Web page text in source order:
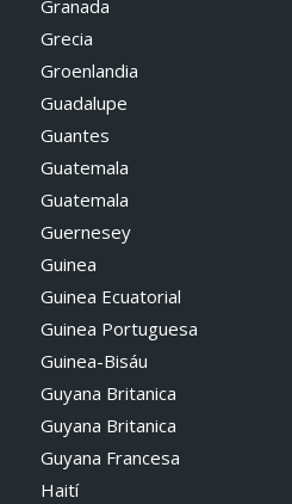
Granada
Grecia
Groenlandia
Guadalupe
Guantes
Guatemala
Guatemala
Guernesey
Guinea
Guinea Ecuatorial
Guinea Portuguesa
Guinea-Bisáu
Guyana Britanica
Guyana Britanica
Guyana Francesa
Haití